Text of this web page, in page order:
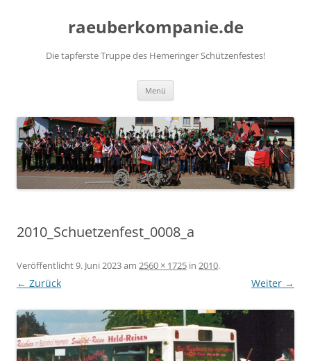
raeuberkompanie.de
Die tapferste Truppe des Hemeringer Schützenfestes!
Menü
2010_Schuetzenfest_0008_a
Veröffentlicht9. Juni 2023am 2560 × 1725 in 2010.
← Zurück Weiter →